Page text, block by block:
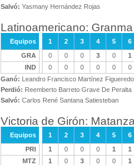
Salvó: Yasmany Hernández Rojas
Latinoamericano:
Equipos 1 2 3 4 5 6
GRA
0 0 0 3 0 1
IND
0 0 0 0 0 0
Ganó: Leandro Francisco Martínez Figueredo
Perdió: Reemberto Barreto Grave De Peralta
Salvó: Carlos René Santana Satiesteban
Victoria de Girón:
Equipos 1 2 3 4 5 6
PRI
1 0 0 0 1 1
MTZ
1 0 3 0 0 1